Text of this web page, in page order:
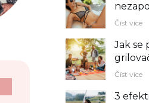
Číst více
Jak se
Číst více
3